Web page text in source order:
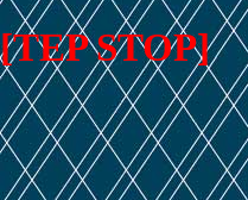
[TEP STOP]